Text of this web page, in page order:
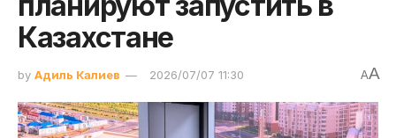
Казахстане
by Адиль Калиев 2026/07/07 11:30 AA